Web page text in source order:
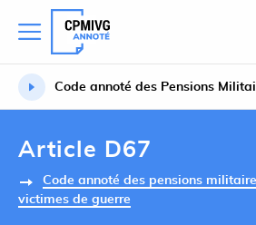
Code annoté des Pensions
Article D67
Code annoté des pensions
victimes de guerre